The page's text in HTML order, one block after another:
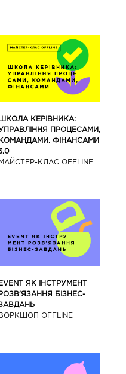
ШКОЛА КЕРІВНИКА:
ПРОЦЕСАМИ,
КОМАНДАМИ, ФІНАНСАМИ
МАЙCТЕР-КЛАС OFFLINE
EVENT ЯК ІНСТРУМЕНТ
РОЗВ’ЯЗАННЯ БІЗНЕС-
ВОРКШОП OFFLINE